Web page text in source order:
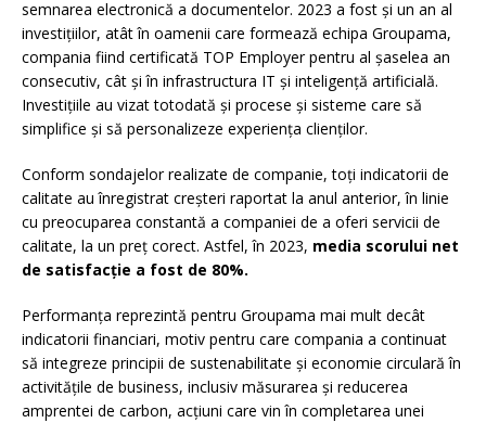
semnarea electronică a documentelor. 2023 a fost și un an al
investițiilor, atât în oamenii care formează echipa Groupama,
compania fiind certificată TOP Employer pentru al șaselea an
consecutiv, cât și în infrastructura IT și inteligență artificială.
Investițiile au vizat totodată și procese și sisteme care să
simplifice și să personalizeze experiența clienților.
Conform sondajelor realizate de companie, toți indicatorii de
calitate au înregistrat creșteri raportat la anul anterior, în linie
cu preocuparea constantă a companiei de a oferi servicii de
calitate, la un preț corect. Astfel, în 2023, media scorului net
de satisfacție a fost de 80%.
Performanța reprezintă pentru Groupama mai mult decât
indicatorii financiari, motiv pentru care compania a continuat
să integreze principii de sustenabilitate și economie circulară în
activitățile de business, inclusiv măsurarea și reducerea
amprentei de carbon, acțiuni care vin în completarea unei